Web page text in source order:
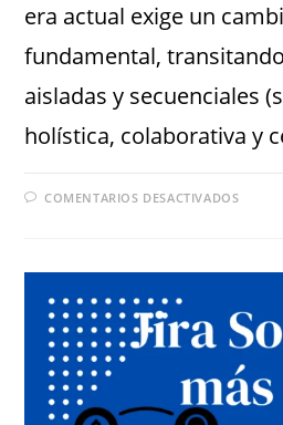
era actual exige un
fundamental,
aisladas y secuenciales
holística, colaborativa y
COMENTARIOS DESACTIVADOS